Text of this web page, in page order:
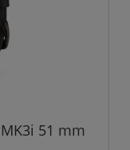
51 mm